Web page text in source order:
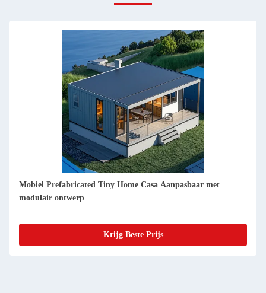
Afneembare voorgebouwde containerhuizen 20ft
brandbeveiliging en weerbestendigheid
Krijg Beste Prijs